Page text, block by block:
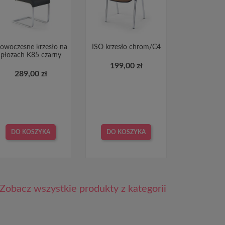
krzesło na
płozach K85 czarny
289,00 zł
DO KOSZYKA
ISO krzesło chrom/C4
199,00 zł
DO KOSZYKA
Zobacz wszystkie produkty z kategorii